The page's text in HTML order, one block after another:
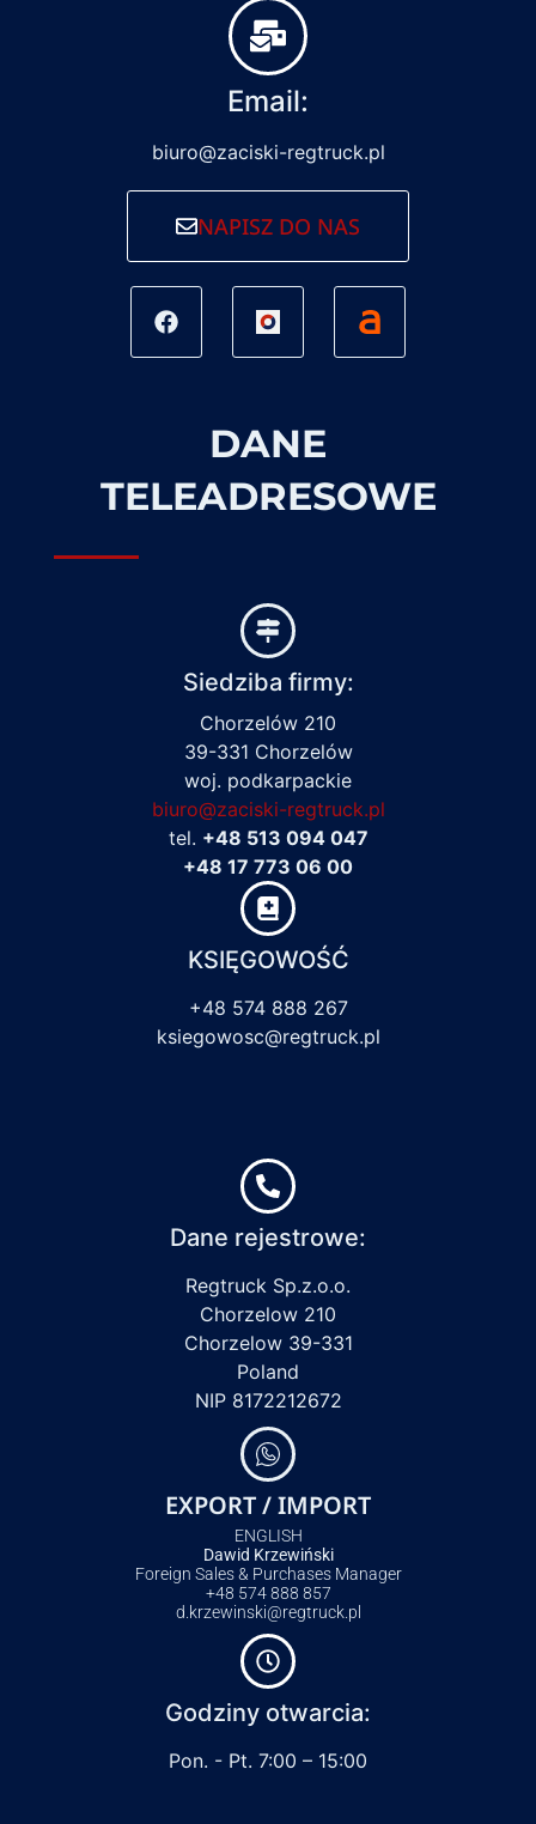
Email:
biuro@zaciski-regtruck.pl
NAPISZ DO NAS
DANE
TELEADRESOWE
Siedziba firmy:
Chorzelów 210
39-331 Chorzelów
woj. podkarpackie
biuro@zaciski-regtruck.pl
tel. +48 513 094 047
+48 17 773 06 00
KSIĘGOWOŚĆ
+48 574 888 267
ksiegowosc@regtruck.pl
Dane rejestrowe:
Regtruck Sp.z.o.o.
Chorzelow 210
Chorzelow 39-331
Poland
NIP 8172212672
EXPORT / IMPORT
ENGLISH
Dawid Krzewiński
Foreign Sales & Purchases Manager
+48 574 888 857
d.krzewinski@regtruck.pl
Godziny otwarcia:
Pon. - Pt. 7:00 – 15:00